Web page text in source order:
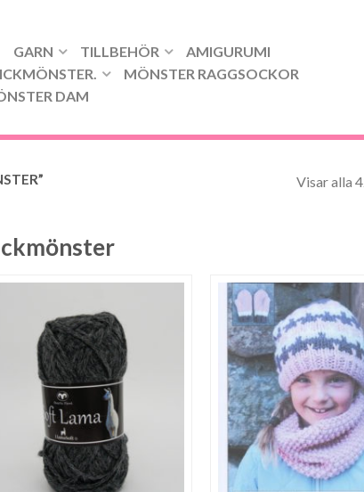
GARN TILLBEHÖR
AMIGURUMI
MÖNSTER RAGGSOCKOR
DAM
Visar alla